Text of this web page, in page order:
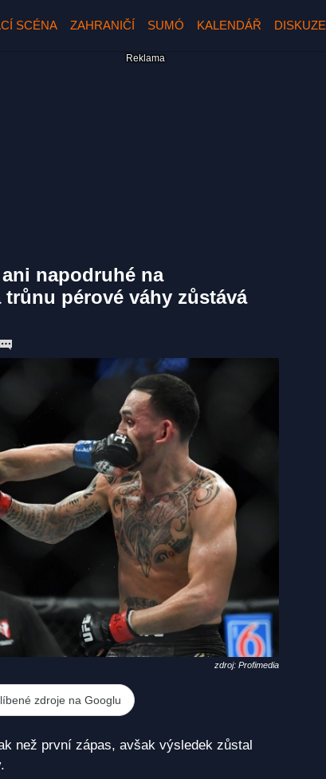
SCÉNA ZAHRANIČÍ SUMÓ KALENDÁŘ DISKUZE
napodruhé na
pérové váhy zůstává
zdroj: Profimedia
zdroje na Googlu
než první zápas, avšak výsledek zůstal